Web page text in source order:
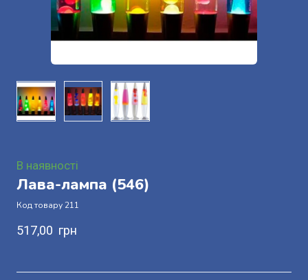
В наявності
Лава-лампа (546)
Код товару 211
517,00  грн